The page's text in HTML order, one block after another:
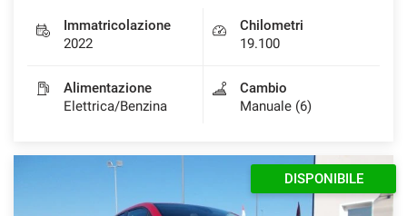
Immatricolazione
2022
Chilometri
19.100
Alimentazione
Elettrica/Benzina
Cambio
Manuale (6)
DISPONIBILE